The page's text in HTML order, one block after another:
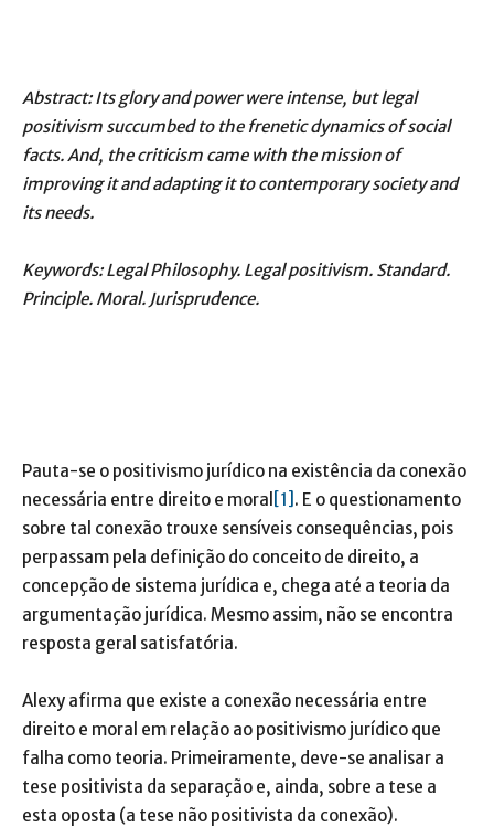
Abstract: Its glory and power were intense, but legal
positivism succumbed to the frenetic dynamics of social
facts. And, the criticism came with the mission of
improving it and adapting it to contemporary society and
its needs.
Keywords: Legal Philosophy. Legal positivism. Standard.
Principle. Moral. Jurisprudence.
Pauta-se o positivismo jurídico na existência da conexão
necessária entre direito e moral [1] . E o questionamento
sobre tal conexão trouxe sensíveis consequências, pois
perpassam pela definição do conceito de direito, a
concepção de sistema jurídica e, chega até a teoria da
argumentação jurídica. Mesmo assim, não se encontra
resposta geral satisfatória.
Alexy afirma que existe a conexão necessária entre
direito e moral em relação ao positivismo jurídico que
falha como teoria. Primeiramente, deve-se analisar a
tese positivista da separação e, ainda, sobre a tese a
esta oposta (a tese não positivista da conexão).